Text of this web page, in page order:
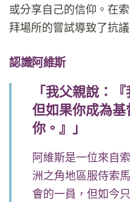
或分享自己的信仰。在
拜場所的嘗試導致了抗
認識阿維斯
「我父親說：
但如果你成為
你。』」
阿維斯是一位來自
洲之角地區服侍索
會的一員，但如今